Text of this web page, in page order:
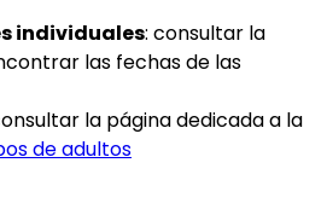
individuales: consultar la
las fechas de las
la página dedicada a la
de adultos